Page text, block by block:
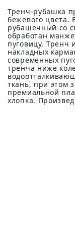
Тренч-рубашка
бежевого цвета.
рубашечный со
обработан
пуговицу. Тренч
накладных
современных
тренча ниже
ткань, при этом
премиальной
хлопка.